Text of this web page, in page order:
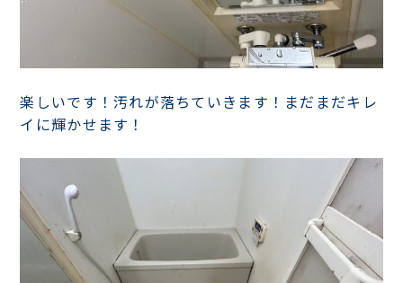
楽しいです！汚れが落ちていきます！まだまだキレ
イに輝かせます！